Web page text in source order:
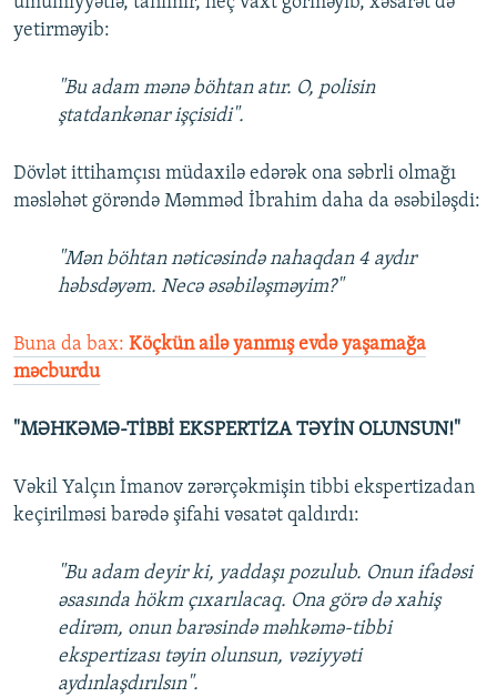
yetirməyib:
"Bu adam mənə böhtan atır. O, polisin
ştatdankənar işçisidi".
Dövlət ittihamçısı müdaxilə edərək ona səbrli olmağı
məsləhət görəndə Məmməd İbrahim daha da əsəbiləşdi:
"Mən böhtan nəticəsində nahaqdan 4 aydır
həbsdəyəm. Necə əsəbiləşməyim?"
Buna da bax: Köçkün ailə yanmış evdə yaşamağa
məcburdu
"MƏHKƏMƏ-TİBBİ EKSPERTİZA TƏYİN OLUNSUN!"
Vəkil Yalçın İmanov zərərçəkmişin tibbi ekspertizadan
keçirilməsi barədə şifahi vəsatət qaldırdı:
"Bu adam deyir ki, yaddaşı pozulub. Onun ifadəsi
əsasında hökm çıxarılacaq. Ona görə də xahiş
edirəm, onun barəsində məhkəmə-tibbi
ekspertizası təyin olunsun, vəziyyəti
aydınlaşdırılsın".